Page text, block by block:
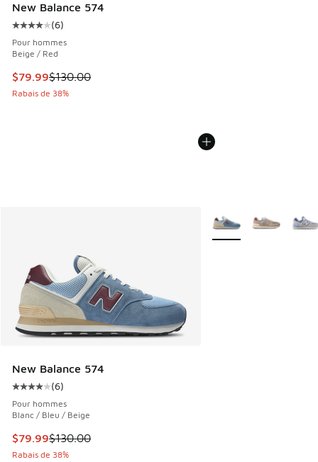
New Balance 574
Cote moyenne du client - [4 sur 5 étoiles], 6 commentaires
(6)
Pour hommes
Beige / Red
Cet article est en solde. Le prix est passé de $130.00 à
$79.99$130.00
Rabais de 38%
New Balance 574
Cote moyenne du client - [4 sur 5 étoiles], 6 commentaires
(6)
Pour hommes
Blanc / Bleu / Beige
Cet article est en solde. Le prix est passé de $130.00 à
$79.99$130.00
Rabais de 38%
Plus de couleurs